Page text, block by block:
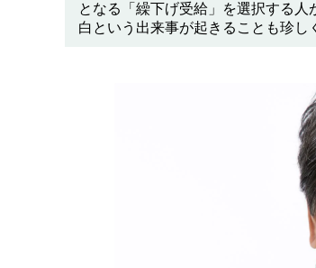
となる「繰下げ受給」を選択する
白という出来事が起きることも珍し